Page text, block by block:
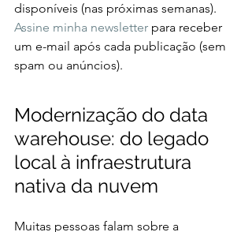
disponíveis (nas próximas semanas).
Assine minha newsletter para receber
um e-mail após cada publicação (sem
spam ou anúncios).
Modernização do data
warehouse: do legado
local à infraestrutura
nativa da nuvem
Muitas pessoas falam sobre a